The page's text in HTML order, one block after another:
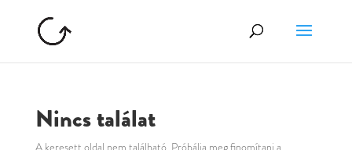
Nincs találat
A keresett oldal nem található. Próbálja meg finomítani a